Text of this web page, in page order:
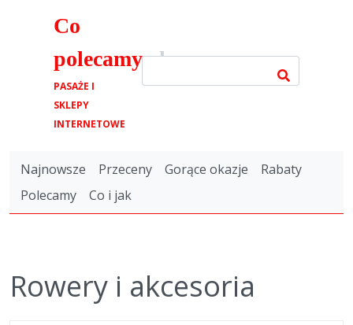
Co
polecamy.pl
PASAŻE I
SKLEPY
INTERNETOWE
Najnowsze Przeceny Gorące okazje
Rabaty
Polecamy
Co i jak
Rowery i akcesoria